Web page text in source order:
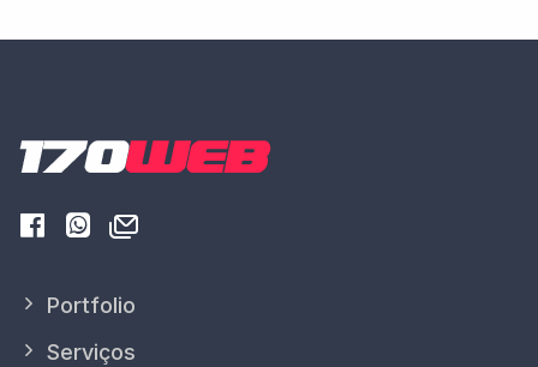
Portfolio
Serviços